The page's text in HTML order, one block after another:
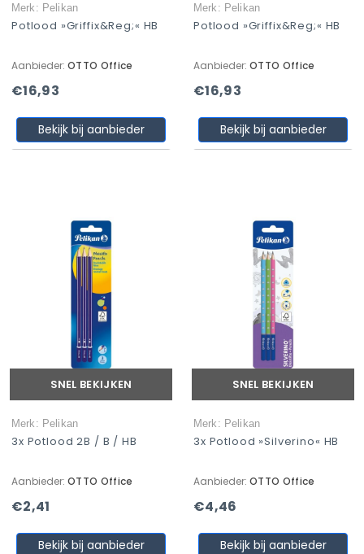
Merk: Pelikan
Potlood »griffix&reg;« HB
Aanbieder: OTTO Office
€16,93
Bekijk bij aanbieder
Merk: Pelikan
Potlood »griffix&reg;« HB
Aanbieder: OTTO Office
€16,93
Bekijk bij aanbieder
SNEL BEKIJKEN
Merk: Pelikan
3x Potlood 2B / B / HB
Aanbieder: OTTO Office
€2,41
Bekijk bij aanbieder
SNEL BEKIJKEN
Merk: Pelikan
3x Potlood »Silverino« HB
Aanbieder: OTTO Office
€4,46
Bekijk bij aanbieder